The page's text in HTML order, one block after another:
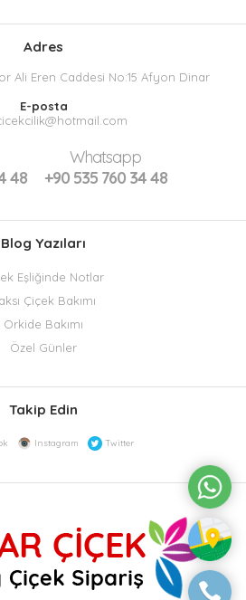
Adres
Ali Eren Caddesi No:15 Afyon Dinar
E-posta
48
Whatsapp
+90 535 760 34 48
Blog Yazıları
Eşliğinde Notlar
Çiçek Bakımı
Orkide Bakımı
Özel Günler
Takip Edin
Instagram Twitter